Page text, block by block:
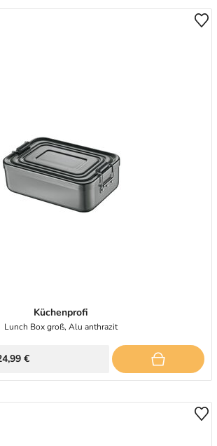
Küchenprofi
Lunch Box groß, Alu anthrazit
€